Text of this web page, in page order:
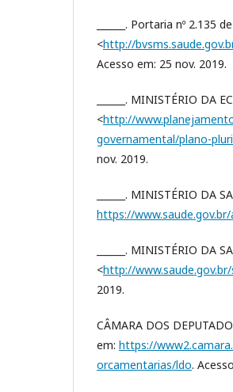
______. Portaria nº
<http://
Acesso em: 25 nov. 2019.
______. MINISTÉRIO DA
<http://
governamental/plano-
nov. 2019.
______. MINISTÉRIO DA
https://
______. MINISTÉRIO DA
<http://
2019.
CÂMARA DOS
em: https://
orcamentarias/ldo.